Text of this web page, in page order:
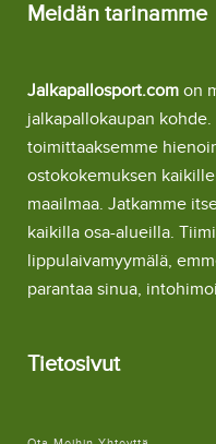
Meidän tarinamme
Jalkapallosport.com on
jalkapallokaupan
toimittaaksemme
ostokokemuksen
maailmaa. Jatkamme
kaikilla osa-alueilla.
lippulaivamyymälä,
parantaa sinua,
Tietosivut